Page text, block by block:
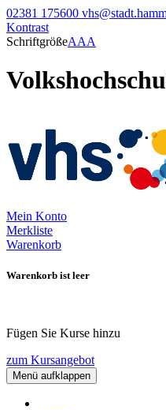
02381 175600
Kontrast
SchriftgrößeAAA
Mein Konto
Merkliste
Warenkorb
Warenkorb ist leer
Fügen Sie Kurse hinzu
zum Kursangebot
Menü aufklappen